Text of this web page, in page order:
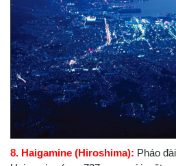
8. Haigamine (Hiroshima): Pháo